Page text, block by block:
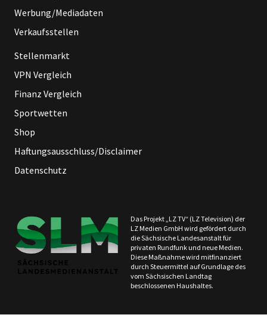
Werbung/Mediadaten
Verkaufsstellen
Stellenmarkt
VPN Vergleich
Finanz Vergleich
Sportwetten
Shop
Haftungsausschluss/Disclaimer
Datenschutz
Das Projekt „LZ TV“ (LZ Television) der
LZ Medien GmbH wird gefördert durch
die Sächsische Landesanstalt für
privaten Rundfunk und neue Medien.
Diese Maßnahme wird mitfinanziert
durch Steuermittel auf Grundlage des
vom Sächsischen Landtag
beschlossenen Haushaltes.